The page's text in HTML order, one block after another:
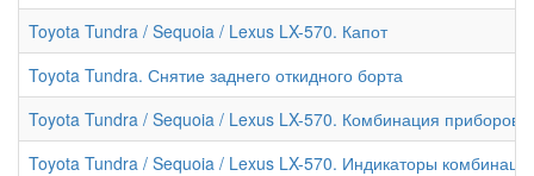
Toyota Tundra / Sequoia / Lexus LX-570. Капот
Toyota Tundra. Снятие заднего откидного борта
Toyota Tundra / Sequoia / Lexus LX-570. Комбинация приборов
Toyota Tundra / Sequoia / Lexus LX-570. Индикаторы